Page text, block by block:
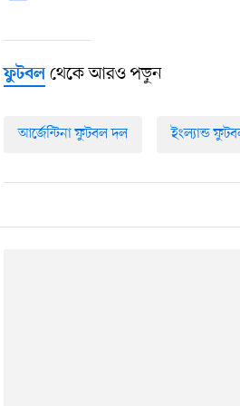
ফুটবল থেকে আরও পড়ুন
আর্জেন্টিনা ফুটবল দল ইংল্যান্ড